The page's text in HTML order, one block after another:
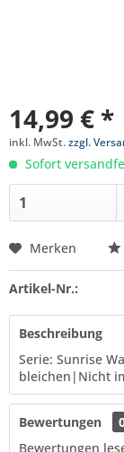
14,99 € *
inkl. MwSt.zzgl.
Sofort
Merken
Artikel-Nr.:
Beschreibung
Serie: Sunrise
bleichen|Nicht
Bewertungen
Bewertungen